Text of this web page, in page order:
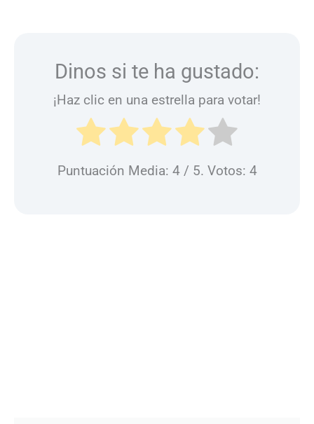
Dinos si te ha gustado:
¡Haz clic en una estrella para votar!
Puntuación Media: 4/ 5. Votos: 4